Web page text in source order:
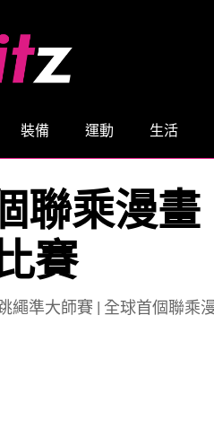
裝備 運動 生活
聯乘漫
賽
繩準大師賽 | 全球首個聯乘